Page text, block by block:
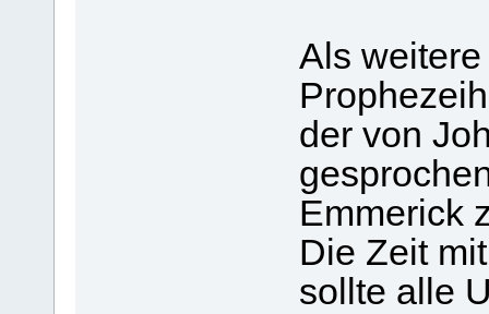
Als
der von
Emmerick
Die Zeit
sollte alle